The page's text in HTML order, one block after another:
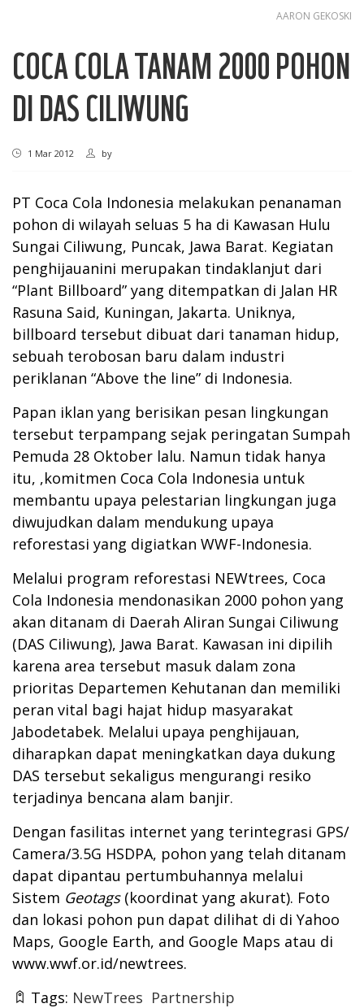
AARON GEKOSKI
COCA COLA TANAM 2000 POHON
DI DAS CILIWUNG
1 Mar 2012 by
PT Coca Cola Indonesia melakukan penanaman
pohon di wilayah seluas 5 ha di Kawasan Hulu
Sungai Ciliwung, Puncak, Jawa Barat. Kegiatan
penghijauanini merupakan tindaklanjut dari
“Plant Billboard” yang ditempatkan di Jalan HR
Rasuna Said, Kuningan, Jakarta. Uniknya,
billboard tersebut dibuat dari tanaman hidup,
sebuah terobosan baru dalam industri
periklanan “Above the line” di Indonesia.
Papan iklan yang berisikan pesan lingkungan
tersebut terpampang sejak peringatan Sumpah
Pemuda 28 Oktober lalu. Namun tidak hanya
itu, ,komitmen Coca Cola Indonesia untuk
membantu upaya pelestarian lingkungan juga
diwujudkan dalam mendukung upaya
reforestasi yang digiatkan WWF-Indonesia.
Melalui program reforestasi NEWtrees, Coca
Cola Indonesia mendonasikan 2000 pohon yang
akan ditanam di Daerah Aliran Sungai Ciliwung
(DAS Ciliwung), Jawa Barat. Kawasan ini dipilih
karena area tersebut masuk dalam zona
prioritas Departemen Kehutanan dan memiliki
peran vital bagi hajat hidup masyarakat
Jabodetabek. Melalui upaya penghijauan,
diharapkan dapat meningkatkan daya dukung
DAS tersebut sekaligus mengurangi resiko
terjadinya bencana alam banjir.
Dengan fasilitas internet yang terintegrasi GPS/
Camera/3.5G HSDPA, pohon yang telah ditanam
dapat dipantau pertumbuhannya melalui
Sistem Geotags (koordinat yang akurat). Foto
dan lokasi pohon pun dapat dilihat di di Yahoo
Maps, Google Earth, and Google Maps atau di
www.wwf.or.id/newtrees.
Tags: NewTrees Partnership